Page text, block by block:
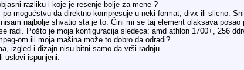
razliku i koje je resenje bolje za mene ?
po mogućstvu da direktno kompresuje u neki format, divx ili slicno.
najbolje shvatio sta je to. Čini mi se taj element olaksava
radi. Pošto je moja konfiguracija sledeca: amd athlon 1700+, 256
om ili moja mašina može to dobro da odradi?
izgled i dizajn nisu bitni samo da vrši radnju.
uslovi ispunjeni.